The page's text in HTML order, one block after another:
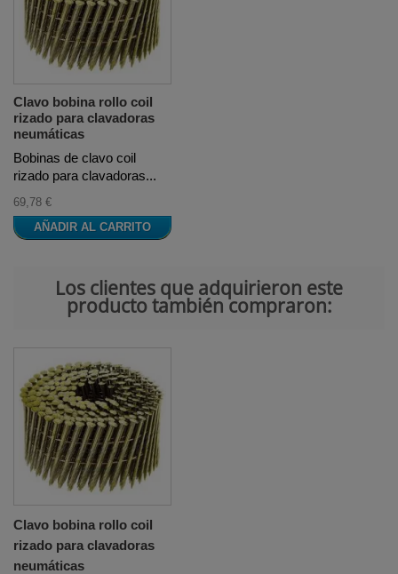
Clavo bobina rollo coil
rizado para clavadoras
neumáticas
Bobinas de clavo coil
rizado para clavadoras...
69,78 €
AÑADIR AL CARRITO
Los clientes que adquirieron este
producto también compraron:
Clavo bobina rollo coil
rizado para clavadoras
neumáticas